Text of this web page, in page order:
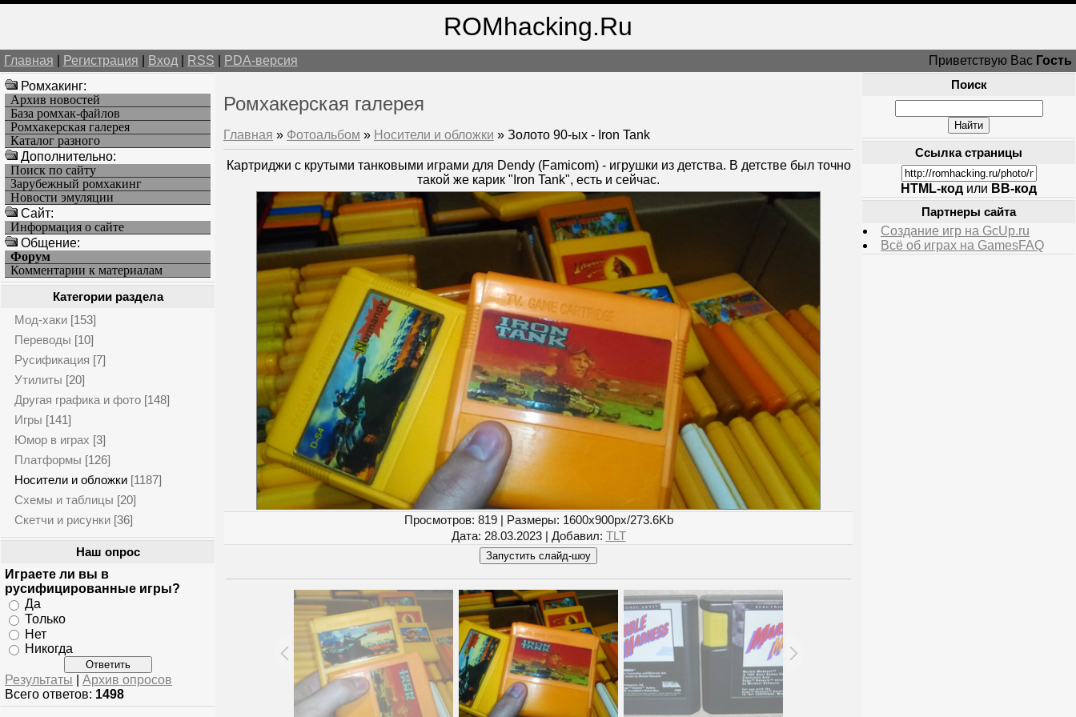
ROMhacking.Ru
Главная Регистрация Вход RSS PDA-версия Приветствую Вас Гость
Ромхакинг:
Архив новостей
База ромхак-файлов
Ромхакерская галерея
Каталог разного
Дополнительно:
Поиск по сайту
Зарубежный ромхакинг
Новости эмуляции
Cайт:
Информация о сайте
Общение:
Форум
Комментарии к материалам
Категории раздела
Мод-хаки [153]
Переводы [10]
Русификация [7]
Утилиты [20]
Другая графика и фото [148]
Игры [141]
Юмор в играх [3]
Платформы [126]
Носители и обложки [1187]
Схемы и таблицы [20]
Скетчи и рисунки [36]
Наш опрос
Играете ли вы в
русифицированные игры?
Да
Только
Нет
Никогда
Результаты
Архив опросов
Всего ответов: 1498
Ромхакерская галерея
Главная » Фотоальбом » Носители и обложки » Золото 90-ых - Iron Tank
Картриджи с крутыми танковыми играми для Dendy (Famicom) - игрушки из детства. В детстве был точно
такой же карик "Iron Tank", есть и сейчас.
Просмотров: 819 | Размеры: 1600x900px/273.6Kb
Дата: 28.03.2023 | Добавил: TLT
Поиск
Ссылка страницы
HTML-код или BB-код
Партнеры сайта
Создание игр на GcUp.ru
Всё об играх на GamesFAQ